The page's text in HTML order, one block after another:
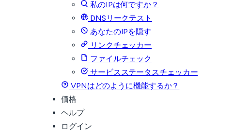
私のIPは何ですか？
DNSリークテスト
あなたのIPを隠す
リンクチェッカー
ファイルチェック
サービスステータスチェッカー
VPNはどのように機能するか？
価格
ヘルプ
ログイン